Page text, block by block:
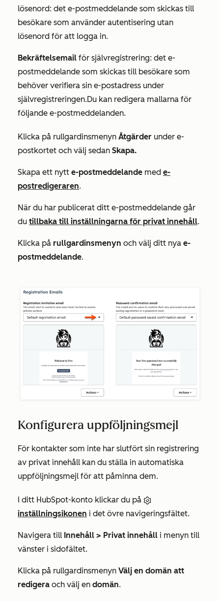
lösenord: det e-postmeddelande som skickas till
besökare som använder autentisering utan
lösenord för att logga in.
Bekräftelsemail för självregistrering: det e-
postmeddelande som skickas till besökare som
behöver verifiera sin e-postadress under
självregistreringen.Du kan redigera mallarna för
följande e-postmeddelanden.
Klicka på rullgardinsmenyn Åtgärder under e-
postkortet och välj sedan Skapa.
Skapa ett nytt e-postmeddelande med e-
postredigeraren.
När du har publicerat ditt e-postmeddelande går
du tillbaka till inställningarna för privat innehåll.
Klicka på rullgardinsmenyn och välj ditt nya e-
postmeddelande.
Konfigurera uppföljningsmejl
För kontakter som inte har slutfört sin registrering
av privat innehåll kan du ställa in automatiska
uppföljningsmejl för att påminna dem.
I ditt HubSpot-konto klickar du på
inställningsikonen i det övre navigeringsfältet.
Navigera till Innehåll > Privat innehåll i menyn till
vänster i sidofältet.
Klicka på rullgardinsmenyn Välj en domän att
redigera och välj en domän.